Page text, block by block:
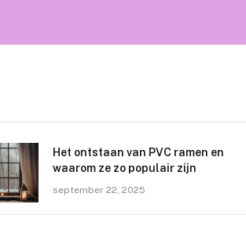
Het ontstaan van PVC ramen en
waarom ze zo populair zijn
september 22, 2025